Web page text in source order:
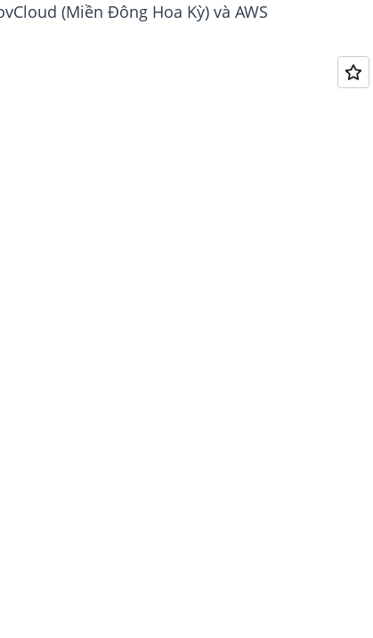
(Miền Đông Hoa Kỳ) và AWS